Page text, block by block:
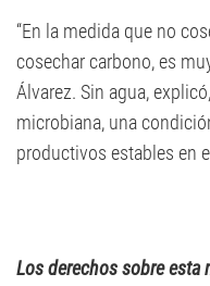
“En la medida que no
cosechar carbono, es
Álvarez. Sin agua,
microbiana, una
productivos estables en
Los derechos sobre esta